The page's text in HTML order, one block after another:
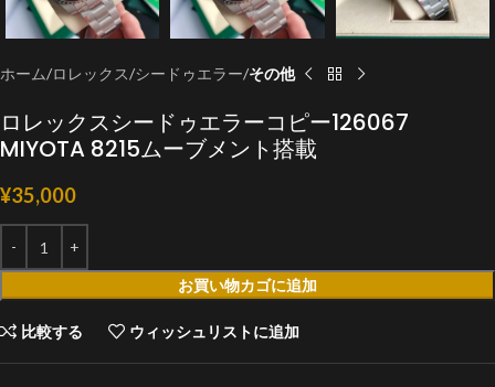
ホーム ロレックス シードゥエラー その他
ロレックスシードゥエラーコピー126067
MIYOTA 8215ムーブメント搭載
¥35,000
お買い物カゴに追加
比較する ウィッシュリストに追加